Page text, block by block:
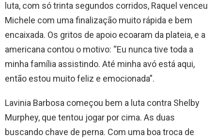
luta, com só trinta segundos corridos, Raquel venceu
Michele com uma finalização muito rápida e bem
encaixada. Os gritos de apoio ecoaram da plateia, e a
americana contou o motivo: “Eu nunca tive toda a
minha família assistindo. Até minha avó está aqui,
então estou muito feliz e emocionada”.
Lavinia Barbosa começou bem a luta contra Shelby
Murphey, que tentou jogar por cima. As duas
buscando chave de perna. Com uma boa troca de